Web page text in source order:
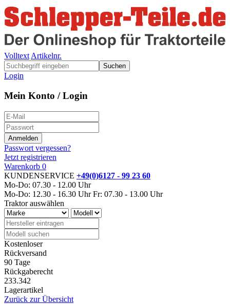
Volltext Artikelnr.
Suchen
Login
Mein Konto / Login
Passwort vergessen?
Jetzt registrieren
Warenkorb 0
KUNDENSERVICE +49(0)6127 - 99 23 60
Mo-Do: 07.30 - 12.00 Uhr
Mo-Do: 12.30 - 16.30 Uhr Fr: 07.30 - 13.00 Uhr
Traktor auswählen
Kostenloser
Rückversand
90 Tage
Rückgaberecht
233.342
Lagerartikel
Zurück zur Übersicht